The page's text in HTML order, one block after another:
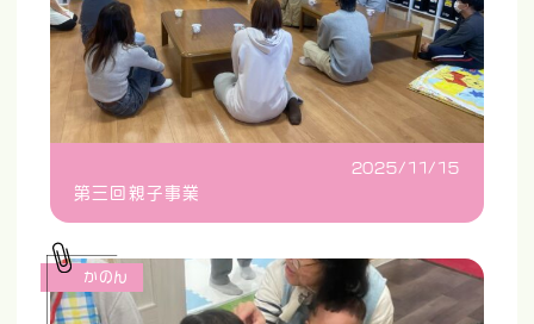
2025/11/15
第三回親子事業
かのん